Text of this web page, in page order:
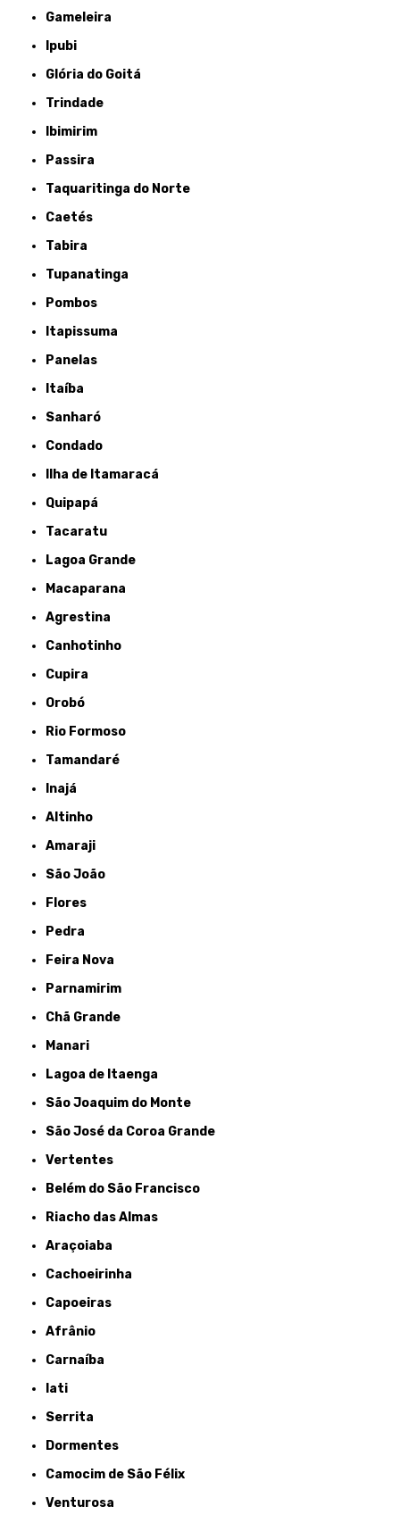
Gameleira
Ipubi
Glória do Goitá
Trindade
Ibimirim
Passira
Taquaritinga do Norte
Caetés
Tabira
Tupanatinga
Pombos
Itapissuma
Panelas
Itaíba
Sanharó
Condado
Ilha de Itamaracá
Quipapá
Tacaratu
Lagoa Grande
Macaparana
Agrestina
Canhotinho
Cupira
Orobó
Rio Formoso
Tamandaré
Inajá
Altinho
Amaraji
São João
Flores
Pedra
Feira Nova
Parnamirim
Chã Grande
Manari
Lagoa de Itaenga
São Joaquim do Monte
São José da Coroa Grande
Vertentes
Belém do São Francisco
Riacho das Almas
Araçoiaba
Cachoeirinha
Capoeiras
Afrânio
Carnaíba
Iati
Serrita
Dormentes
Camocim de São Félix
Venturosa